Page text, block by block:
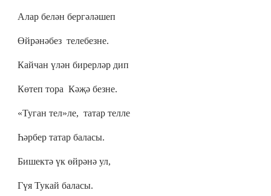
Алар белән бергәләшеп
Өйрәнәбез телебезне.
Кайчан үлән бирерләр дип
Көтеп тора Кәҗә безне.
«Туган тел»ле, татар телле
Һәрбер татар баласы.
Бишектә үк өйрәнә ул,
Гүя Тукай баласы.